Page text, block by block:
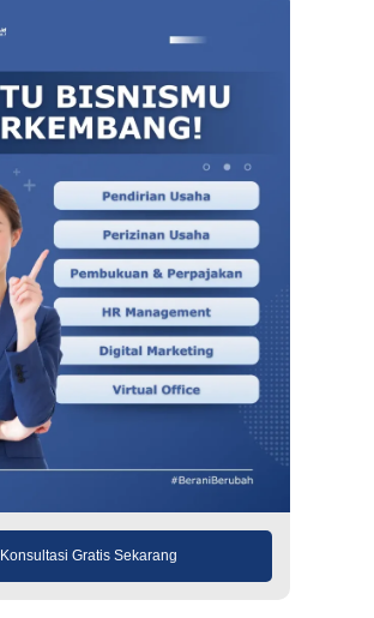
Konsultasi Gratis Sekarang